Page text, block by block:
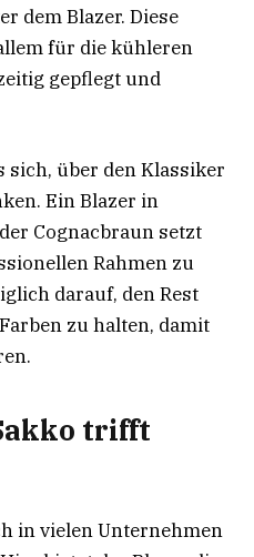
dem Blazer. Diese
für die kühleren
gepflegt und
sich, über den Klassiker
Ein Blazer in
Cognacbraun setzt
Rahmen zu
darauf, den Rest
zu halten, damit
trifft
in vielen Unternehmen